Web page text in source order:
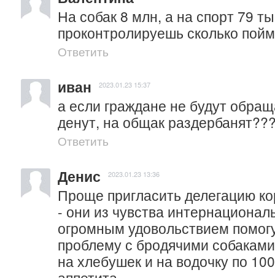
На собак 8 млн, а на спорт 79
проконтролируешь сколько
Ответить
иван 2023.01.23 15:37
а если граждане не будут
денут, на общак
Ответить
Денис 2023.01.23 13:36
Проще пригласить делегацию
- они из чувства
огромным удовольствием
проблему с бродячими
на хлебушек и на водочку по